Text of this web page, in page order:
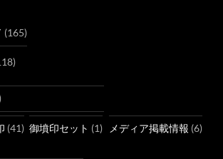
(165)
(41) 御墳印セット (1) メディア掲載情報 (6)